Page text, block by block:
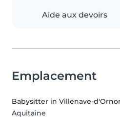
Aide aux devoirs
Emplacement
Babysitter in Villenave-
Aquitaine